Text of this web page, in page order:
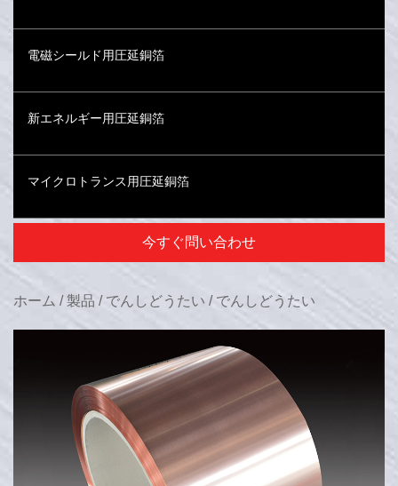
電磁シールド用圧延銅箔
新エネルギー用圧延銅箔
マイクロトランス用圧延銅箔
今すぐ問い合わせ
ホーム /製品 / でんしどうたい / でんしどうたい